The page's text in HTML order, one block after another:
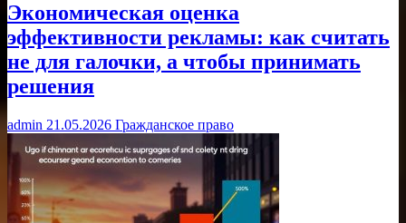
Экономическая оценка
эффективности рекламы: как считать
не для галочки, а чтобы принимать
решения
admin 21.05.2026 Гражданское право